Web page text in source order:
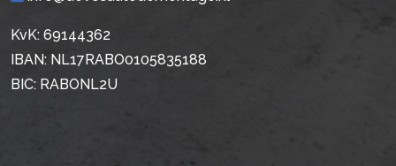
KvK: 69144362
IBAN: NL17RABO0105835188
BIC: RABONL2U